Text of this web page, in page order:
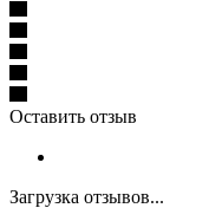
Оставить отзыв
Загрузка отзывов...